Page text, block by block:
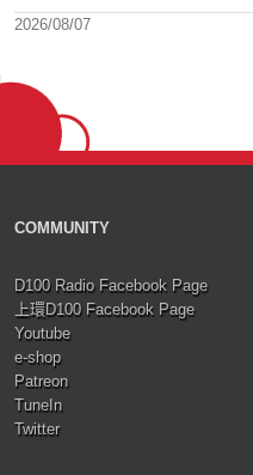
2026/08/07
COMMUNITY
D100 Radio Facebook Page
上環D100 Facebook Page
Youtube
e-shop
Patreon
TuneIn
Twitter